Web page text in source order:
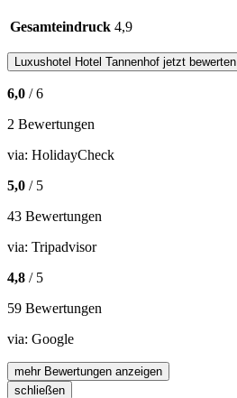
Gesamteindruck 4,9
Luxushotel Hotel Tannenhof jetzt bewerten
6,0 / 6
2 Bewertungen
via: HolidayCheck
5,0 / 5
43 Bewertungen
via: Tripadvisor
4,8 / 5
59 Bewertungen
via: Google
mehr Bewertungen anzeigen
schließen